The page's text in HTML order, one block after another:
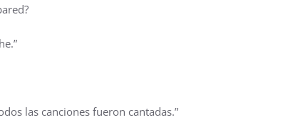
las canciones fueron cantadas.”